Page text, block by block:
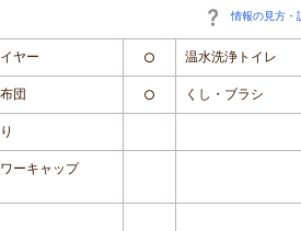
情報の見方・
ヤー ○ 温水洗浄トイレ
団 ○ くし・ブラシ
ーキャップ